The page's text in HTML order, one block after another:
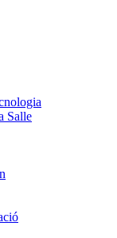
Salle